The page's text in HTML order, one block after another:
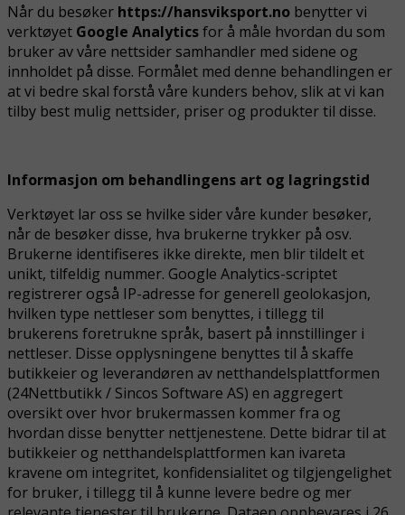
Når du besøker https://hansviksport.no benytter vi
verktøyet Google Analyticsfor å måle hvordan du som
bruker av våre nettsider samhandler med sidene og
innholdet på disse. Formålet med denne behandlingen er
at vi bedre skal forstå våre kunders behov, slik at vi kan
tilby best mulig nettsider, priser og produkter til disse.
Informasjon om behandlingens art og lagringstid
Verktøyet lar oss se hvilke sider våre kunder besøker,
når de besøker disse, hva brukerne trykker på osv.
Brukerne identifiseres ikke direkte, men blir tildelt et
unikt, tilfeldig nummer. Google Analytics-scriptet
registrerer også IP-adresse for generell geolokasjon,
hvilken type nettleser som benyttes, i tillegg til
brukerens foretrukne språk, basert på innstillinger i
nettleser. Disse opplysningene benyttes til å skaffe
butikkeier og leverandøren av netthandelsplattformen
(24Nettbutikk / Sincos Software AS) en aggregert
oversikt over hvor brukermassen kommer fra og
hvordan disse benytter nettjenestene. Dette bidrar til at
butikkeier og netthandelsplattformen kan ivareta
kravene om integritet, konfidensialitet og tilgjengelighet
for bruker, i tillegg til å kunne levere bedre og mer